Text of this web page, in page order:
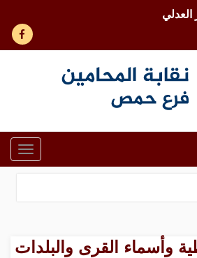
وأسماء القرى والبلدات